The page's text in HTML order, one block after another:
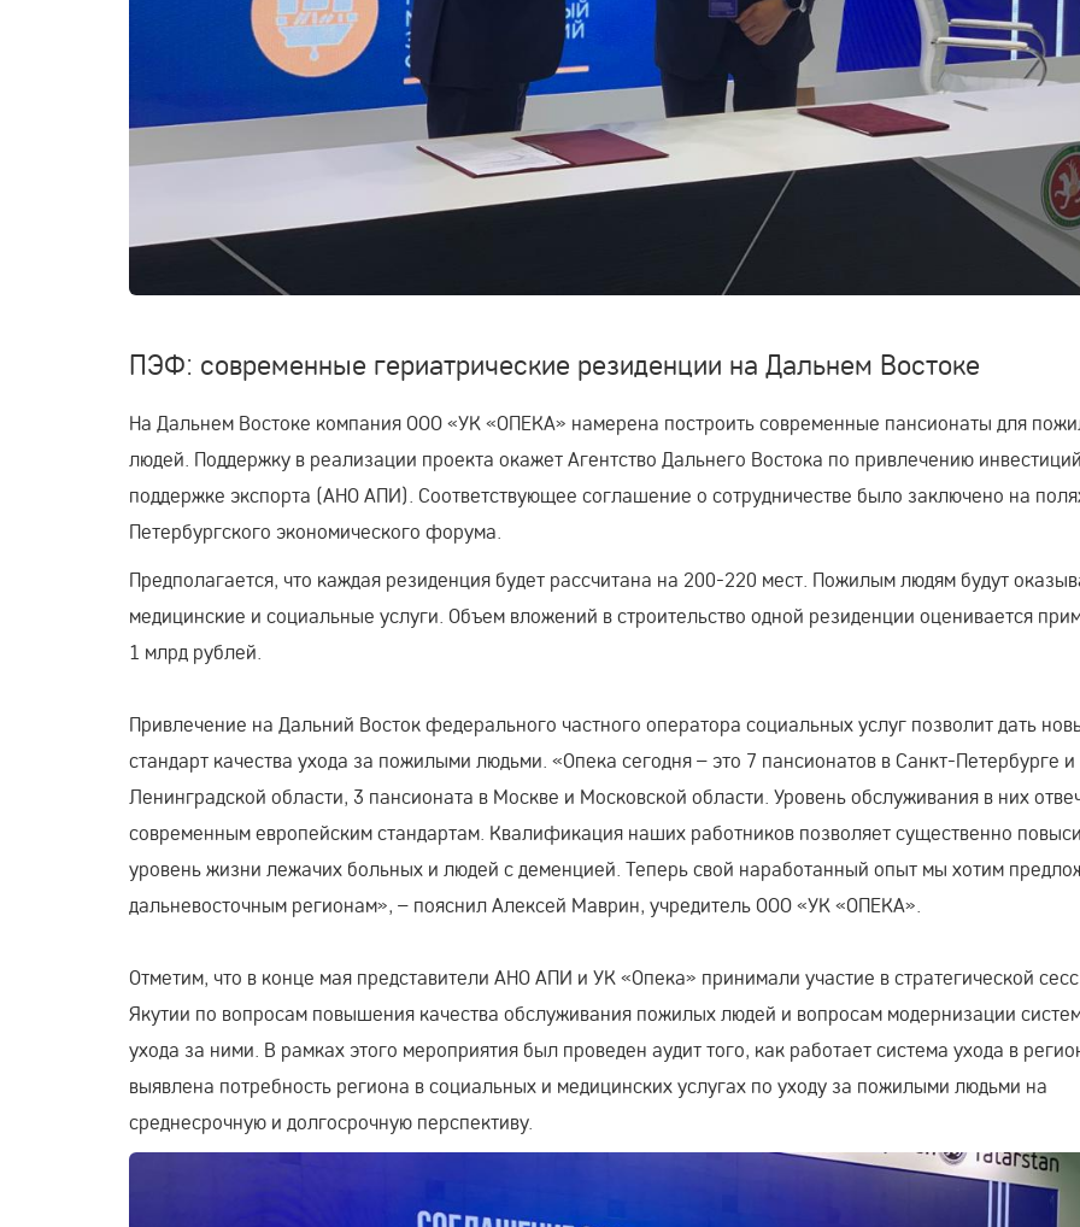
ПЭФ: современные гериатрические резиденции на Дальнем Востоке
На Дальнем Востоке компания ООО «УК «ОПЕКА» намерена построить современные пансионаты для
людей. Поддержку в реализации проекта окажет Агентство Дальнего Востока по привлечению
поддержке экспорта (АНО АПИ). Соответствующее соглашение о сотрудничестве было заключено на
Петербургского экономического форума.
Предполагается, что каждая резиденция будет рассчитана на 200-220 мест. Пожилым людям будут
медицинские и социальные услуги. Объем вложений в строительство одной резиденции оценивается
1 млрд рублей.
Привлечение на Дальний Восток федерального частного оператора социальных услуг позволит дать
стандарт качества ухода за пожилыми людьми. «Опека сегодня – это 7 пансионатов в Санкт-Петербурге и
Ленинградской области, 3 пансионата в Москве и Московской области. Уровень обслуживания в них
современным европейским стандартам. Квалификация наших работников позволяет существенно
уровень жизни лежачих больных и людей с деменцией. Теперь свой наработанный опыт мы хотим
дальневосточным регионам», – пояснил Алексей Маврин, учредитель ООО «УК «ОПЕКА».
Отметим, что в конце мая представители АНО АПИ и УК «Опека» принимали участие в стратегической
Якутии по вопросам повышения качества обслуживания пожилых людей и вопросам модернизации
ухода за ними. В рамках этого мероприятия был проведен аудит того, как работает система ухода в
выявлена потребность региона в социальных и медицинских услугах по уходу за пожилыми людьми на
среднесрочную и долгосрочную перспективу.